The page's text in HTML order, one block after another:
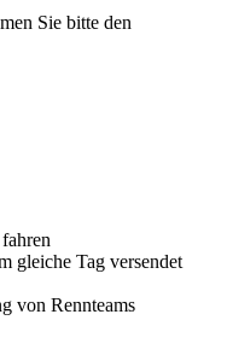
Sie bitte den
gleiche Tag versendet
von Rennteams